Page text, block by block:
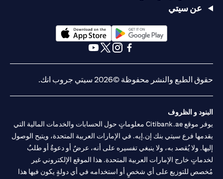
عن سيتي
(opens in a new tab)
حقوق الطبع والنشر محفوظة ©2026 سيتي جروب انك.
البنود و الظروف
يوفر موقع Citibank.ae معلوماتٍ حول الحسابات والخدمات المالية التي
يقدمها فرع سيتي بنك إن.إيه. في الإمارات العربية المتحدة، ويتيح الوصول
إليها. ولا يُقصد به، ولا ينبغي تفسيره على أنه، عرضٌ أو دعوةٌ أو طلبٌ
لخدماتٍ خارج الإمارات العربية المتحدة. هذا الموقع الإلكتروني غير
مُخصص للتوزيع على أي شخصٍ أو استخدامه في أي دولةٍ يكون فيها هذا